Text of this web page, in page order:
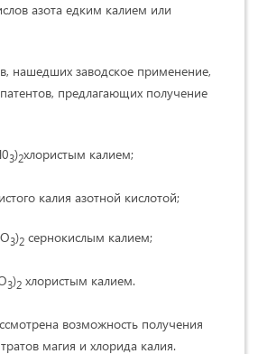
азота едким калием или
нашедших заводское применение,
предлагающих получение
3)2хлористым калием;
калия азотной кислотой;
3)2 сернокислым калием;
3)2 хлористым калием.
возможность получения
магия и хлорида калия.